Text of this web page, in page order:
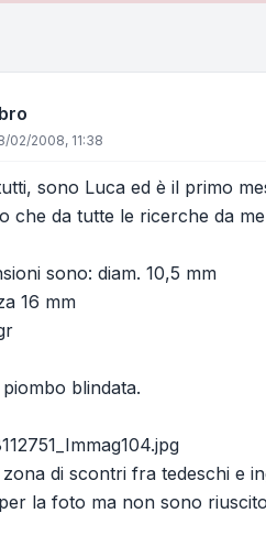
02/2008, 11:38
sono Luca ed è il primo
che da tutte le ricerche da
sono: diam. 10,5 mm
16 mm
blindata.
di scontri fra tedeschi e
la foto ma non sono